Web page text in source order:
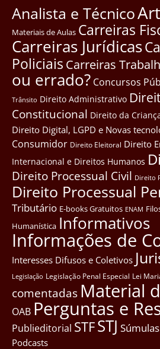
Analista e Técnico
Materiais de Aulas Carreiras
Carreiras Jurídicas
Policiais Carreiras
ou errado? Concursos
Trânsito Direito Administrativo
Constitucional Direito da
Direito Digital, LGPD e Novas
Consumidor Direito Eleitoral Direito
Internacional e Direitos Humanos
Direito Processual Civil Direito
Direito Processual
Tributário E-books Gratuitos ENAM
Humanística Informativos
Informações de
Interesses Difusos e Coletivos
Legislação Legislação Penal Especial Lei
comentadas Material
OAB Perguntas e
Publieditorial STFSTJ Súmulas
Podcasts